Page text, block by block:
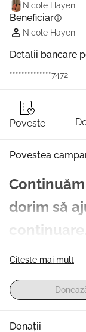
Nicole Hayen
Beneficiarinfo
Nicole Hayen
Detalii bancare
**************7472
Poveste
Povestea
dorim să
utiliza
asemenea, nu
rambursată de
Citeste mai mult
Donații